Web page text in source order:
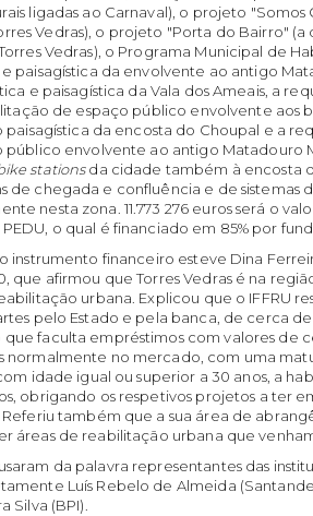
ligadas ao Carnaval), o projeto
Vedras), o projeto "Porta do Bairro"
Vedras), o Programa Municipal de
paisagística da envolvente ao antigo
e paisagística da Vala dos Ameais, a
de espaço público envolvente aos
da encosta do Choupal e a
público envolvente ao antigo Matadouro
stationsda cidade também à encosta
de chegada e confluência e de sistemas
nesta zona. 11.773 276 euros será o
o qual é financiado em 85% por
instrumento financeiro esteve Dina
que afirmou que Torres Vedras é na
urbana. Explicou que o IFFRU
pelo Estado e pela banca, de cerca de
que faculta empréstimos com valores de
normalmente no mercado, com uma
idade igual ou superior a 30 anos, a
obrigando os respetivos projetos a ter
também que a sua área de
áreas de reabilitação urbana que
da palavra representantes das
Luís Rebelo de Almeida
Silva (BPI).